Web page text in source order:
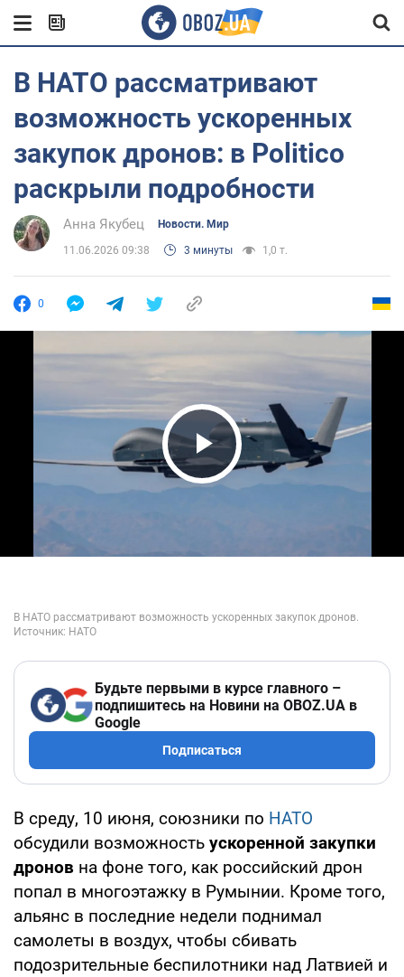
В НАТО рассматривают
возможность ускоренных
закупок дронов: в Politico
раскрыли подробности
Анна Якубец Новости. Мир
11.06.2026 09:38 3 минуты 1,0 т.
0
Play Video
Будьте первыми в курсе главного –
подпишитесь на Новини на OBOZ.UA в
Google
Подписаться
В среду, 10 июня, союзники по НАТО
обсудили возможность ускоренной закупки
дронов на фоне того, как российский дрон
попал в многоэтажку в Румынии. Кроме того,
альянс в последние недели поднимал
самолеты в воздух, чтобы сбивать
подозрительные беспилотники над Латвией и